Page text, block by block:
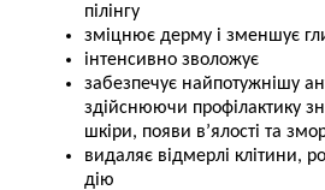
пілінгу
зміцнює дерму і зменшує
інтенсивно зволожує
забезпечує найпотужнішу
здійснюючи профілактику
шкіри, появи в’ялості та
видаляє відмерлі клітини,
дію